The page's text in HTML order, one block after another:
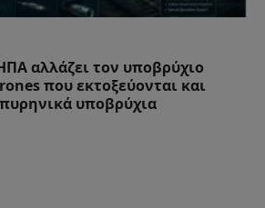
αλλάζει τον υποβρύχιο
που εκτοξεύονται και
υποβρύχια